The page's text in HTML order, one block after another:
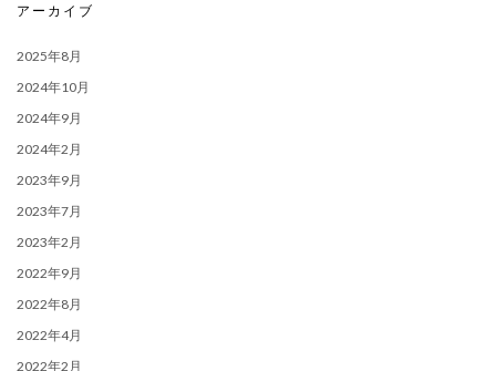
アーカイブ
2025年8月
2024年10月
2024年9月
2024年2月
2023年9月
2023年7月
2023年2月
2022年9月
2022年8月
2022年4月
2022年2月